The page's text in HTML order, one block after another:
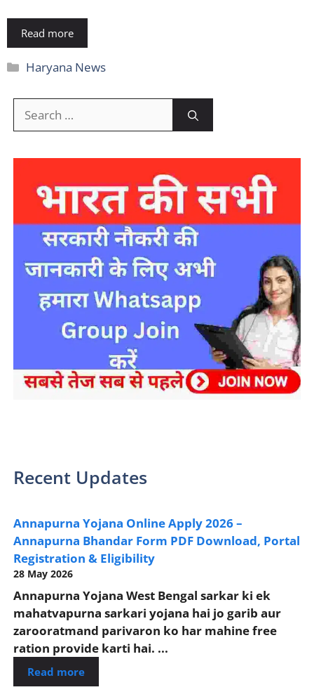
Read more
Categories
Haryana News
for:
Recent Updates
Annapurna Yojana Online Apply 2026 –
Annapurna Bhandar Form PDF Download, Portal
Registration & Eligibility
28 May 2026
Annapurna Yojana West Bengal sarkar ki ek
mahatvapurna sarkari yojana hai jo garib aur
zarooratmand parivaron ko har mahine free
ration provide karti hai. ...
Read more